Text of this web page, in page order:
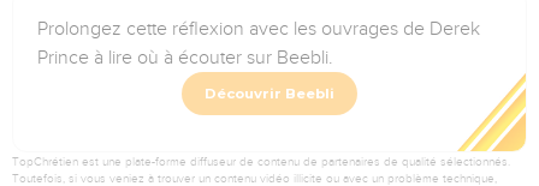
Prolongez cette réflexion avec les ouvrages de Derek
Prince à lire où à écouter sur Beebli.
Découvrir Beebli
TopChrétien est une plate-forme diffuseur de contenu de partenaires de qualité sélectionnés.
Toutefois, si vous veniez à trouver un contenu vidéo illicite ou avec un problème technique,